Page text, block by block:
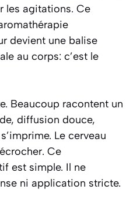
les agitations. Ce
devient une balise
au corps: c’est le
Beaucoup racontent un
diffusion douce,
Le cerveau
Ce
est simple. Il ne
ni application stricte.